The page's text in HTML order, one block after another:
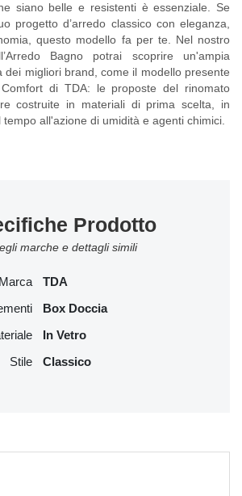
siano belle e resistenti è essenziale. Se
progetto d’arredo classico con eleganza,
questo modello fa per te. Nel nostro
Bagno potrai scoprire un'ampia
dei migliori brand, come il modello presente
di TDA: le proposte del rinomato
costruite in materiali di prima scelta, in
all'azione di umidità e agenti chimici.
Prodotto
marche e dettagli simili
Marca TDA
Box Doccia
In Vetro
Stile Classico